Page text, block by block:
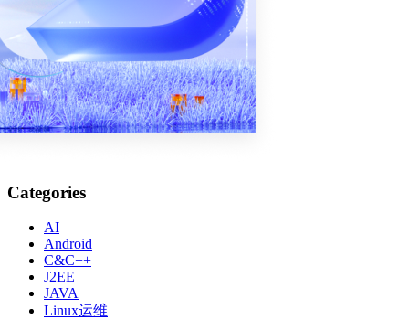
Categories
AI
Android
C&C++
J2EE
JAVA
Linux运维